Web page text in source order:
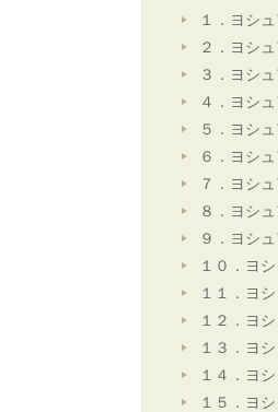
１．ヨシ
２．ヨシ
３．ヨシ
４．ヨシ
５．ヨシ
６．ヨシ
７．ヨシ
８．ヨシ
９．ヨシ
１０．ヨ
１１．ヨ
１２．ヨ
１３．ヨ
１４．ヨ
１５．ヨ